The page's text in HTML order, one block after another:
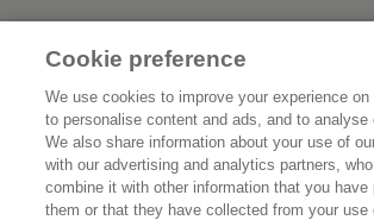
花王公式SNSアカウント
Home 花
Cookie preference
We use cookies to improve your experience on
to personalise content and ads, and to analyse
We also share information about your use of
with our advertising and analytics partners,
combine it with other information that you have
them or that they have collected from your use